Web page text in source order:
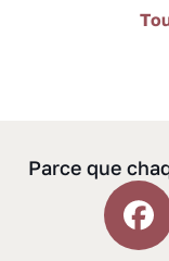
Parce que